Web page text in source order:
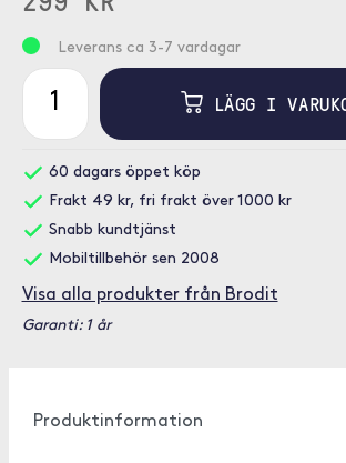
Leverans ca 3-7 vardagar
LÄGG I
60 dagars öppet köp
Frakt 49 kr, fri frakt över 1000 kr
Snabb kundtjänst
Mobiltillbehör sen 2008
Visa alla produkter från Brodit
Garanti: 1 år
Produktinformation